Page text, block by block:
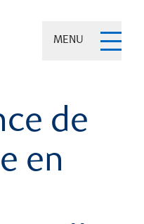
MENU
de
en